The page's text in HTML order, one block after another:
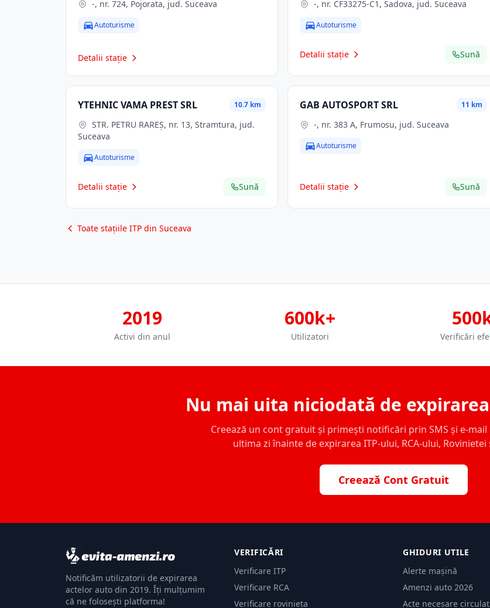
-, nr. 724, Pojorata, jud. Suceava
Autoturisme
Detalii stație
-, nr. CF33275-C1, Sadova, jud. Suceava
Autoturisme
Detalii stație Sună
YTEHNIC VAMA PREST SRL 10.7 km
Suceava
Autoturisme
Detalii stație Sună
GAB AUTOSPORT SRL 11 km
-, nr. 383 A, Frumosu, jud. Suceava
Autoturisme
Detalii stație Sună
Toate stațiile ITP din Suceava
2019
Activi din anul
600k+
Utilizatori Verificări
Nu mai uita niciodată de
Creează un cont gratuit și primești notificări prin SMS și e-mail
ultima zi înainte de expirarea ITP-ului, RCA-ului, Rovinietei
Creează Cont Gratuit
Notificăm utilizatorii de expirarea
actelor auto din 2019. Îți mulțumim
că ne folosești platforma!
VERIFICĂRI
Verificare ITP
Verificare RCA
Verificare rovinieta
GHIDURI UTILE
Alerte mașină
Amenzi auto 2026
Acte necesare